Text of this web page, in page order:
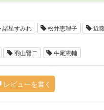
諸星すみれ 松井恵理子
近
羽山賢二 牛尾憲輔
レビューを書く